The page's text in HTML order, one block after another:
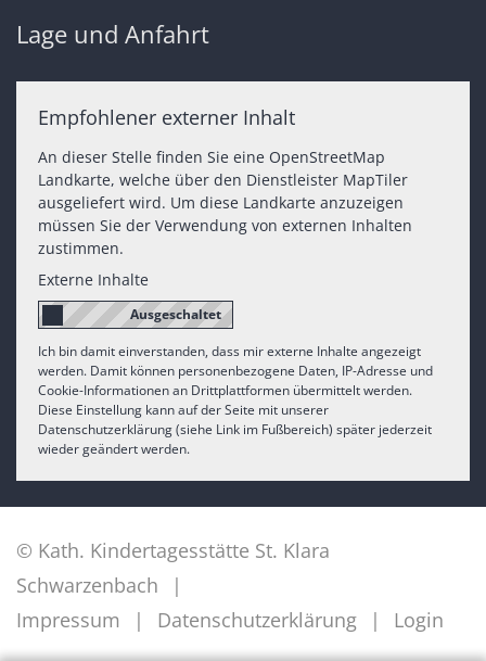
Lage und Anfahrt
Empfohlener externer Inhalt
An dieser Stelle finden Sie eine OpenStreetMap
Landkarte, welche über den Dienstleister MapTiler
ausgeliefert wird. Um diese Landkarte anzuzeigen
müssen Sie der Verwendung von externen Inhalten
zustimmen.
Externe Inhalte
Ich bin damit einverstanden, dass mir externe Inhalte angezeigt
werden. Damit können personenbezogene Daten, IP-Adresse und
Cookie-Informationen an Drittplattformen übermittelt werden.
Diese Einstellung kann auf der Seite mit unserer
Datenschutzerklärung (siehe Link im Fußbereich) später jederzeit
wieder geändert werden.
© Kath. Kindertagesstätte St. Klara
Schwarzenbach
Impressum
Datenschutzerklärung Login